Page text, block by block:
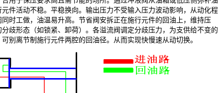
件活动不稳。平稳换向。输出压力不受输入压力波动影响，从动化程
时工做，油温易升高。节省阀安拆正在施行元件的回油上，维持压
歧形态（如锁紧、卸荷）。各溢流阀调定分歧压力，为支供给不变的
别离节制施行元件两腔的回油径。从而实现快慢速从动切换。